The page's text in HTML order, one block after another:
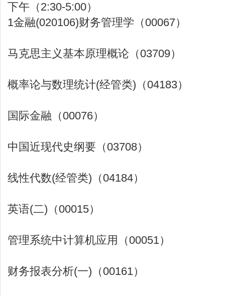
下午（2:30-5:00）
1金融(020106)财务管理学（00067）
马克思主义基本原理概论（03709）
概率论与数理统计(经管类)（04183）
国际金融（00076）
中国近现代史纲要（03708）
线性代数(经管类)（04184）
英语(二)（00015）
管理系统中计算机应用（00051）
财务报表分析(一)（00161）